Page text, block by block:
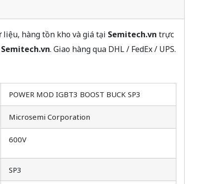
liệu, hàng tồn kho và giá tại Semitech.vn trực
Semitech.vn. Giao hàng qua DHL / FedEx / UPS.
POWER MOD IGBT3 BOOST BUCK SP3
Microsemi Corporation
600V
SP3